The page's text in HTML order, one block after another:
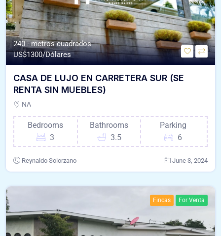
240 - metros cuadrados
US$1300/Dólares
CASA DE LUJO EN CARRETERA SUR (SE
RENTA SIN MUEBLES)
NA
Bedrooms
3
Bathrooms
3.5
Parking
6
Reynaldo Solorzano June 3, 2024
Fincas For Venta